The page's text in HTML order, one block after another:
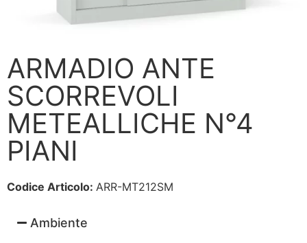
ARMADIO ANTE
SCORREVOLI
METEALLICHE N°4
PIANI
Codice Articolo: ARR-MT212SM
Ambiente